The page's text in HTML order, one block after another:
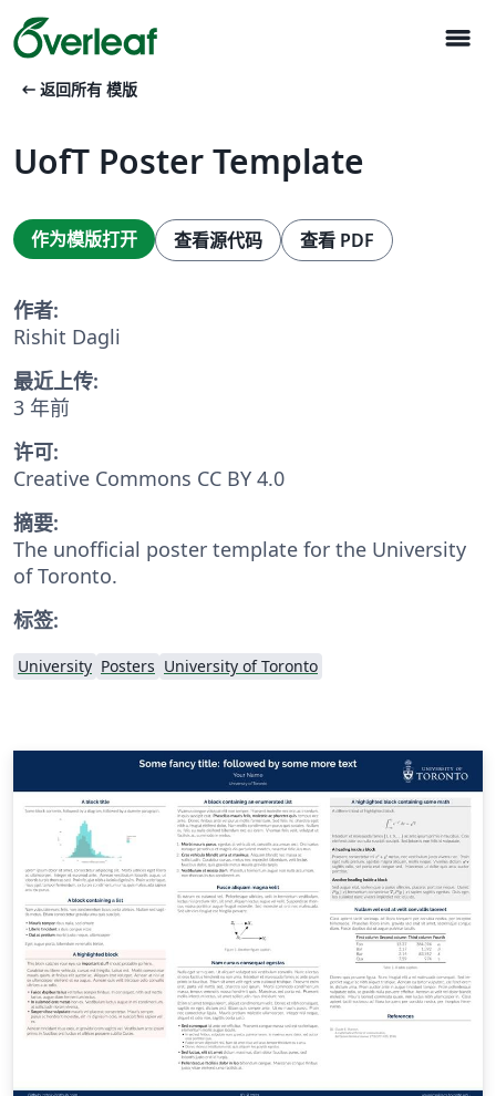
menu
arrow_left_alt 返回所有 模版
UofT Poster Template
作为模版打开 查看源代码 查看 PDF
作者:
Rishit Dagli
最近上传:
3 年前
许可:
Creative Commons CC BY 4.0
摘要:
The unofficial poster template for the University
of Toronto.
标签:
University Posters University of Toronto